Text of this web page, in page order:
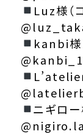
Luz様（
kanbi様
ニギロー